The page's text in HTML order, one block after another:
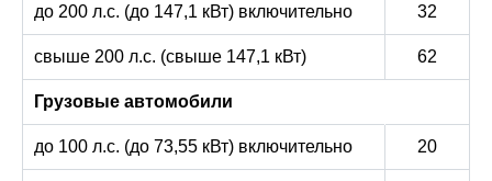
до 200 л.с. (до 147,1 кВт) включительно 32
свыше 200 л.с. (свыше 147,1 кВт) 62
Грузовые автомобили
до 100 л.с. (до 73,55 кВт) включительно 20